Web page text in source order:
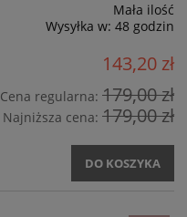
Mała ilość
Wysyłka w: 48 godzin
143,20 zł
Cena regularna: 179,00 zł
Najniższa cena: 179,00 zł
DO KOSZYKA